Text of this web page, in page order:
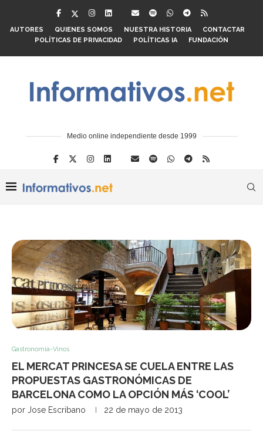
AUTORES QUIENES SOMOS NUESTRA HISTORIA
CONTACTAR
POLÍTICAS DE PRIVACIDAD
POLÍTICAS IA FUNDACIÓN
Medio online independiente desde 1999
Gastronomia-Vinos
EL MERCAT PRINCESA SE CUELA ENTRE LAS
PROPUESTAS GASTRONÓMICAS DE
BARCELONA COMO LA OPCIÓN MÁS ‘COOL’
por Jose Escribano 22 de mayo de 2013